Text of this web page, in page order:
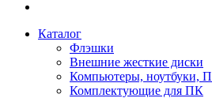
Каталог
Флэшки
Внешние жесткие диски
Компьютеры, ноутбуки,
Комплектующие для ПК